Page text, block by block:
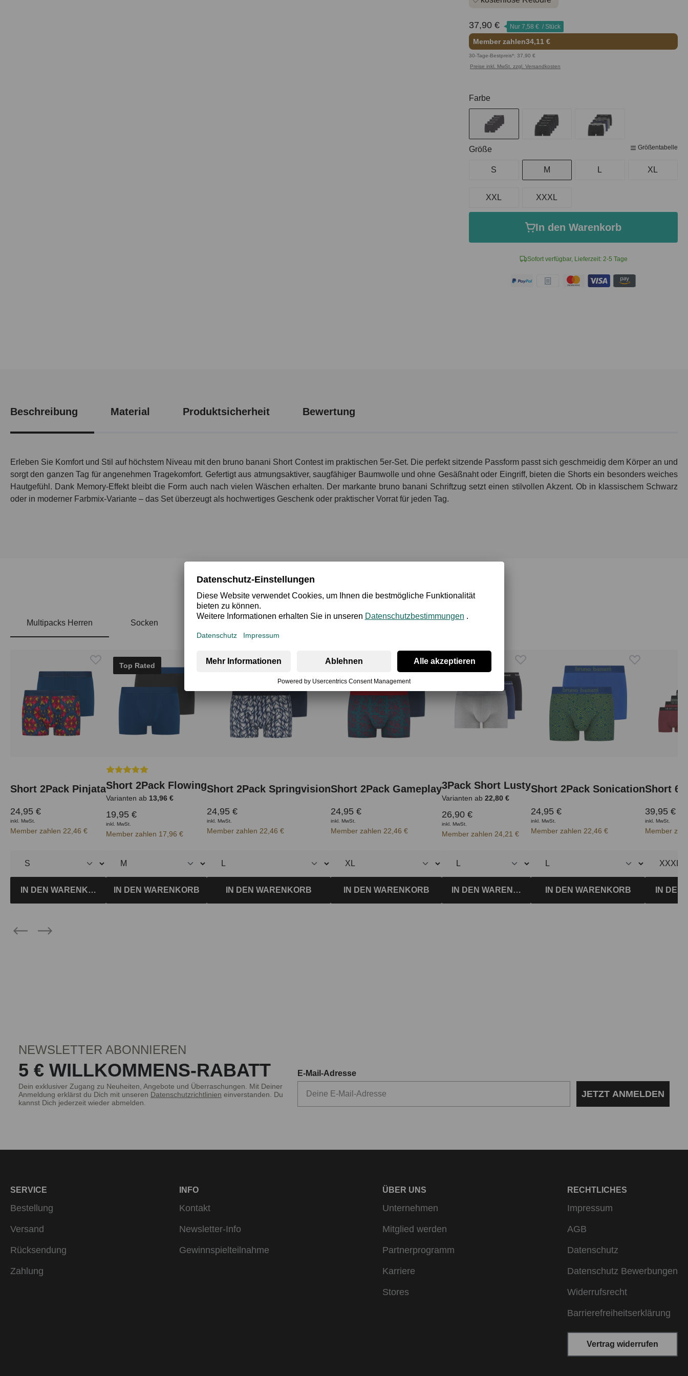
37,90 € Nur 7,58 € / Stück
Member zahlen34,11 €
30-Tage-Bestpreis*: 37,90 €
Preise inkl. MwSt. zzgl. Versandkosten
Sofort verfügbar, Lieferzeit: 2-5 Tage
Farbe
Größe Größentabelle
S M L XL
XXL XXXL
In den Warenkorb
Beschreibung Material Produktsicherheit Bewertung
Erleben Sie Komfort und Stil auf höchstem Niveau mit den bruno banani Short Contestim praktischen 5er-Set. Die perfekt sitzende Passform passt sich geschmeidig dem Körper an und
sorgt den ganzen Tag für angenehmen Tragekomfort. Gefertigt aus atmungsaktiver, saugfähiger Baumwolle und ohne Gesäßnaht oder Eingriff, bieten die Shorts ein besonders weiches
Hautgefühl. Dank Memory-Effekt bleibt die Form auch nach vielen Wäschen erhalten. Der markante bruno banani Schriftzug setzt einen stilvollen Akzent. Ob in klassischem Schwarz
oder in moderner Farbmix-Variante – das Set überzeugt als hochwertiges Geschenk oder praktischer Vorrat für jeden Tag.
Multipacks Herren Socken
Short 2Pack Pinjata
24,95 €
inkl. MwSt.
Member zahlen 22,46 €
IN DEN WARENKORB
Top Rated
Durchschnittliche Bewertung von 5 von 5 Sternen
Short 2Pack Flowing
Varianten ab 13,96 €
19,95 €
inkl. MwSt.
Member zahlen 17,96 €
IN DEN WARENKORB
Short 2Pack Springvision
24,95 €
inkl. MwSt.
Member zahlen 22,46 €
IN DEN WARENKORB
Short 2Pack Gameplay
24,95 €
inkl. MwSt.
Member zahlen 22,46 €
IN DEN WARENKORB
3Pack Short Lusty
Varianten ab 22,80 €
26,90 €
inkl. MwSt.
Member zahlen 24,21 €
IN DEN WARENKORB
Short 2Pack Sonication
24,95 €
inkl. MwSt.
Member zahlen 22,46 €
IN DEN WARENKORB
Short
39,95 €
inkl. MwSt.
Member
IN DEN
NEWSLETTER ABONNIEREN
5 € WILLKOMMENS-RABATT
Dein exklusiver Zugang zu Neuheiten, Angebote und Überraschungen. Mit Deiner
Anmeldung erklärst du Dich mit unseren Datenschutzrichtlinien einverstanden. Du
kannst Dich jederzeit wieder abmelden.
E-Mail-Adresse
JETZT ANMELDEN
SERVICE
Bestellung
Versand
Rücksendung
Zahlung
INFO
Kontakt
Newsletter-Info
Gewinnspielteilnahme
ÜBER UNS
Unternehmen
Mitglied werden
Partnerprogramm
Karriere
Stores
RECHTLICHES
Impressum
AGB
Datenschutz
Datenschutz Bewerbungen
Widerrufsrecht
Barrierefreiheitserklärung
Vertrag widerrufen